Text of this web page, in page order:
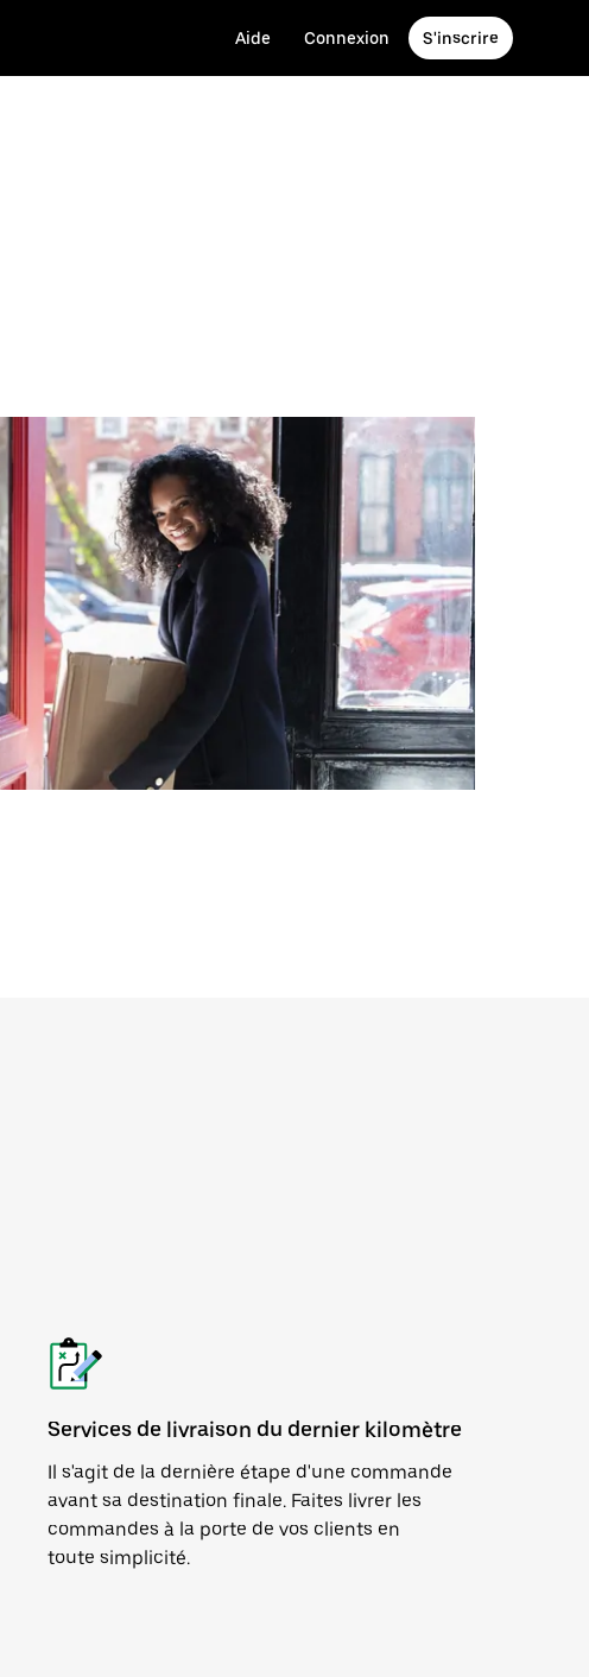
Aide Connexion S'inscrire
Services de livraison du dernier kilomètre
Il s'agit de la dernière étape d'une commande
avant sa destination finale. Faites livrer les
commandes à la porte de vos clients en
toute simplicité.